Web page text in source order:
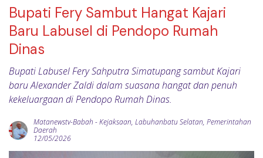
Bupati Fery Sambut Hangat Kajari
Baru Labusel di Pendopo Rumah
Dinas
Bupati Labusel Fery Sahputra Simatupang sambut Kajari
baru Alexander Zaldi dalam suasana hangat dan penuh
kekeluargaan di Pendopo Rumah Dinas.
Matanewstv-Babah -Kejaksaan, Labuhanbatu Selatan, Pemerintahan
Daerah
12/05/2026